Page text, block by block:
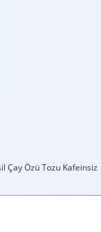
Çay Özü Tozu Kafeinsiz